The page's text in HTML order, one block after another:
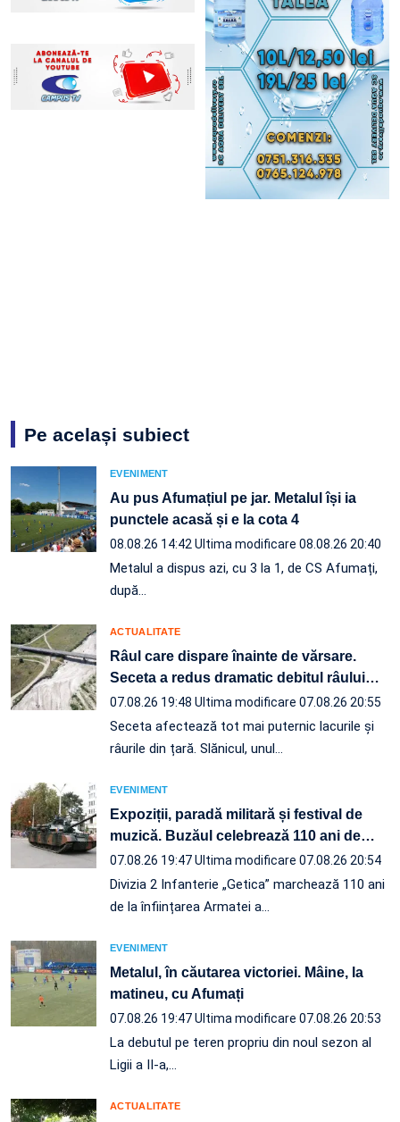
Pe același subiect
EVENIMENT
Au pus Afumațiul pe jar. Metalul își ia
punctele acasă și e la cota 4
08.08.26 14:42Ultima modificare 08.08.26 20:40
Metalul a dispus azi, cu 3 la 1, de CS Afumați,
după…
ACTUALITATE
Râul care dispare înainte de vărsare.
Seceta a redus dramatic debitul râului…
07.08.26 19:48 Ultima modificare 07.08.26 20:55
Seceta afectează tot mai puternic lacurile și
râurile din țară. Slănicul, unul…
EVENIMENT
Expoziții, paradă militară și festival de
muzică. Buzăul celebrează 110 ani de…
07.08.26 19:47Ultima modificare 07.08.26 20:54
Divizia 2 Infanterie „Getica” marchează 110 ani
de la înființarea Armatei a…
EVENIMENT
Metalul, în căutarea victoriei. Mâine, la
matineu, cu Afumați
07.08.26 19:47Ultima modificare 07.08.26 20:53
La debutul pe teren propriu din noul sezon al
Ligii a II-a,…
ACTUALITATE